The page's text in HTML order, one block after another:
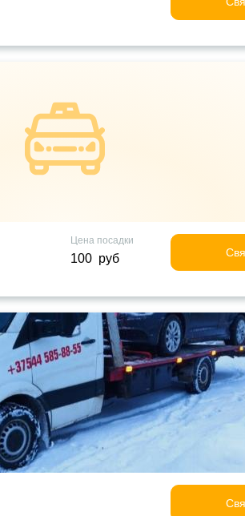
Цена посадки
100 руб